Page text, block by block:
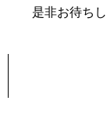
是非お待ち